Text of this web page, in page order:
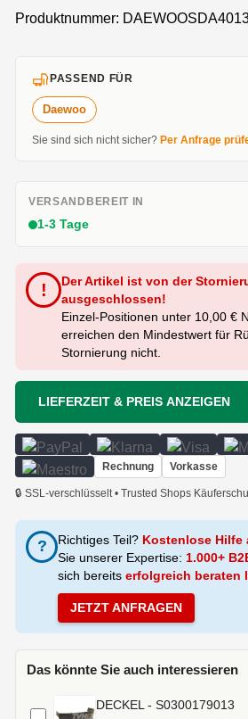
Produktnummer:
PASSEND FÜR
Daewoo
Sie sind sich nicht sicher? Per Anfrage
VERSANDBEREIT IN
1-3 Tage
!
Der Artikel ist von der
ausgeschlossen!
Einzel-Positionen unter 10,00 €
erreichen den Mindestwert für
Stornierung nicht.
LIEFERZEIT & PREIS ANZEIGEN
Rechnung Vorkasse
🔒 SSL-verschlüsselt • Trusted Shops
? Richtiges Teil? Kostenlose Hilfe
Sie unserer Expertise: 1.000+
sich bereits erfolgreich beraten
JETZT ANFRAGEN
Das könnte Sie auch interessieren
DECKEL - S0300179013